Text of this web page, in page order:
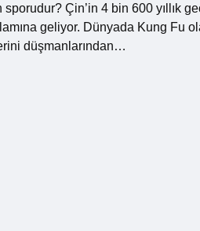
Çin’in 4 bin 600 yıllık
geliyor. Dünyada Kung Fu
düşmanlarından…